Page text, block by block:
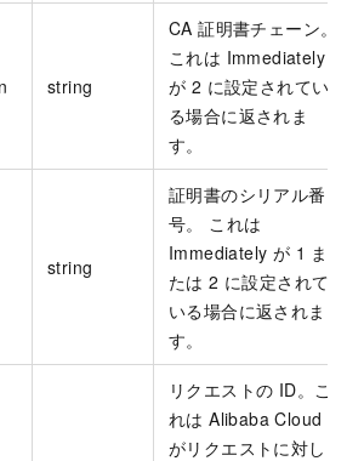
string
CA 証明書チェーン。
これは Immediately
が 2 に設定されてい
る場合に返されま
す。
string
証明書のシリアル番
号。 これは
Immediately が 1 ま
たは 2 に設定されて
いる場合に返されま
す。
リクエストの ID。こ
れは Alibaba Cloud
がリクエストに対し